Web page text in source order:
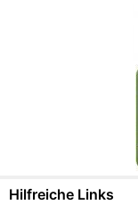
Hilfreiche Links